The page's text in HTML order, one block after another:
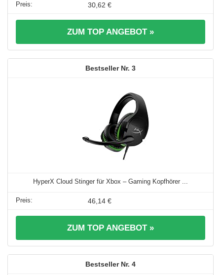
30,62 €
ZUM TOP ANGEBOT »
3
HyperX Cloud Stinger für Xbox – Gaming Kopfhörer ...
46,14 €
ZUM TOP ANGEBOT »
4